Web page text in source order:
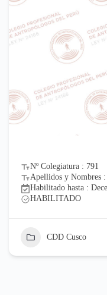
Nº Colegiatura : 791
Apellidos y Nombres
Habilitado hasta :
HABILITADO
CDD Cusco